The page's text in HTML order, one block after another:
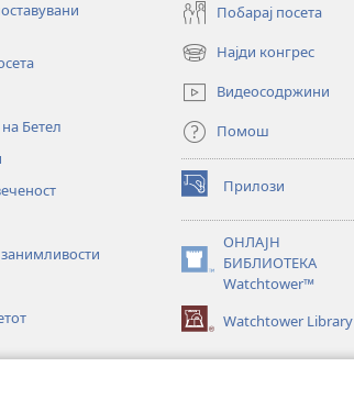
Бетел
Побарај посета
Најди конгрес
(opens
new
window)
Видеосодржини
Помош
Прилози
(opens
new
window)ОНЛАЈН
БИБЛИОТЕКА
Watchtower™
(opens
window)Watchtower Library